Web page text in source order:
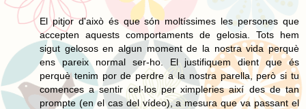
El pitjor d'això és que són moltíssimes les persones que
accepten aquests comportaments de gelosia. Tots hem
sigut gelosos en algun moment de la nostra vida perquè
ens pareix normal ser-ho. El justifiquem dient que és
perquè tenim por de perdre a la nostra parella, però si tu
comences a sentir cel·los per ximpleries així des de tan
prompte (en el cas del vídeo), a mesura que va passant el